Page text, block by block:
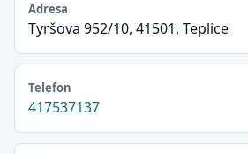
Adresa
Tyršova 952/10, 41501, Teplice
Telefon
417537137